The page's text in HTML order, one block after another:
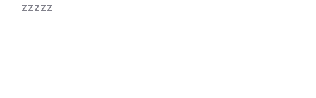
zzzzz